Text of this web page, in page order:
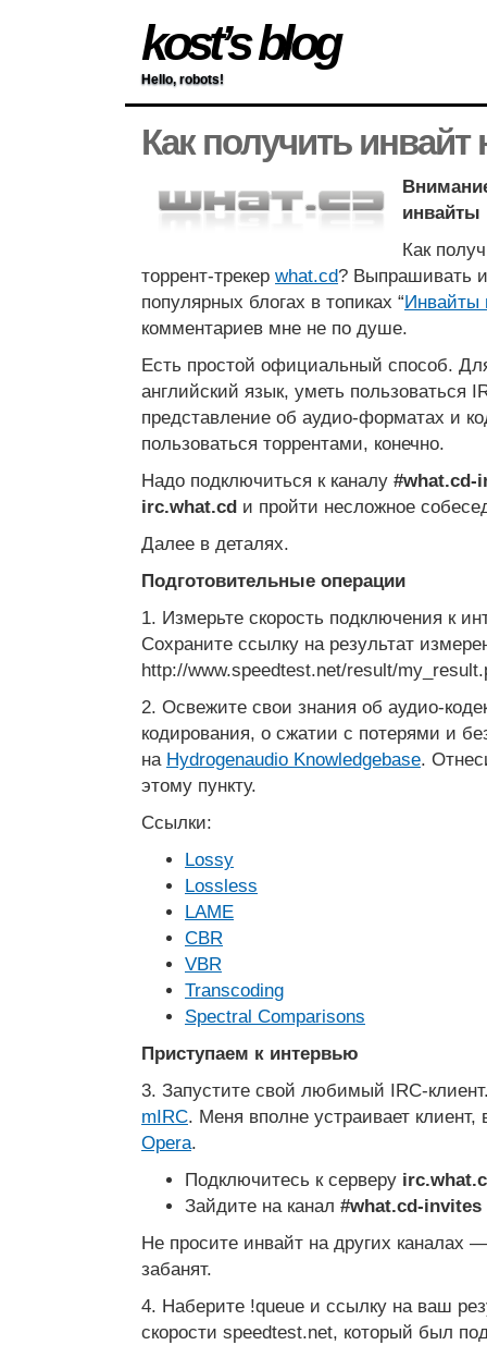
kost’s blog
Hello, robots!
Как получить инвайт
инвайты
Как
торрент-трекер what.cd? Выпрашивать
популярных блогах в топиках “Инвайты
комментариев мне не по душе.
Есть простой официальный способ.
английский язык, уметь пользоваться
представление об аудио-форматах и
пользоваться торрентами, конечно.
Надо подключиться к каналу #what.cd-
irc.what.cd и пройти несложное
Далее в деталях.
Подготовительные операции
1. Измерьте скорость подключения к
Сохраните ссылку на результат
http://www.speedtest.net/result/
2. Освежите свои знания об аудио-
кодирования, о сжатии с потерями и
на Hydrogenaudio Knowledgebase.
этому пункту.
Ссылки:
Lossy
Lossless
LAME
CBR
VBR
Transcoding
Spectral Comparisons
Приступаем к интервью
3. Запустите свой любимый IRC-
mIRC. Меня вполне устраивает
Opera.
Подключитесь к серверу
Зайдите на канал #what.cd-invites
Не просите инвайт на других каналах
забанят.
4. Наберите !queue и ссылку на ваш
скорости speedtest.net, который был